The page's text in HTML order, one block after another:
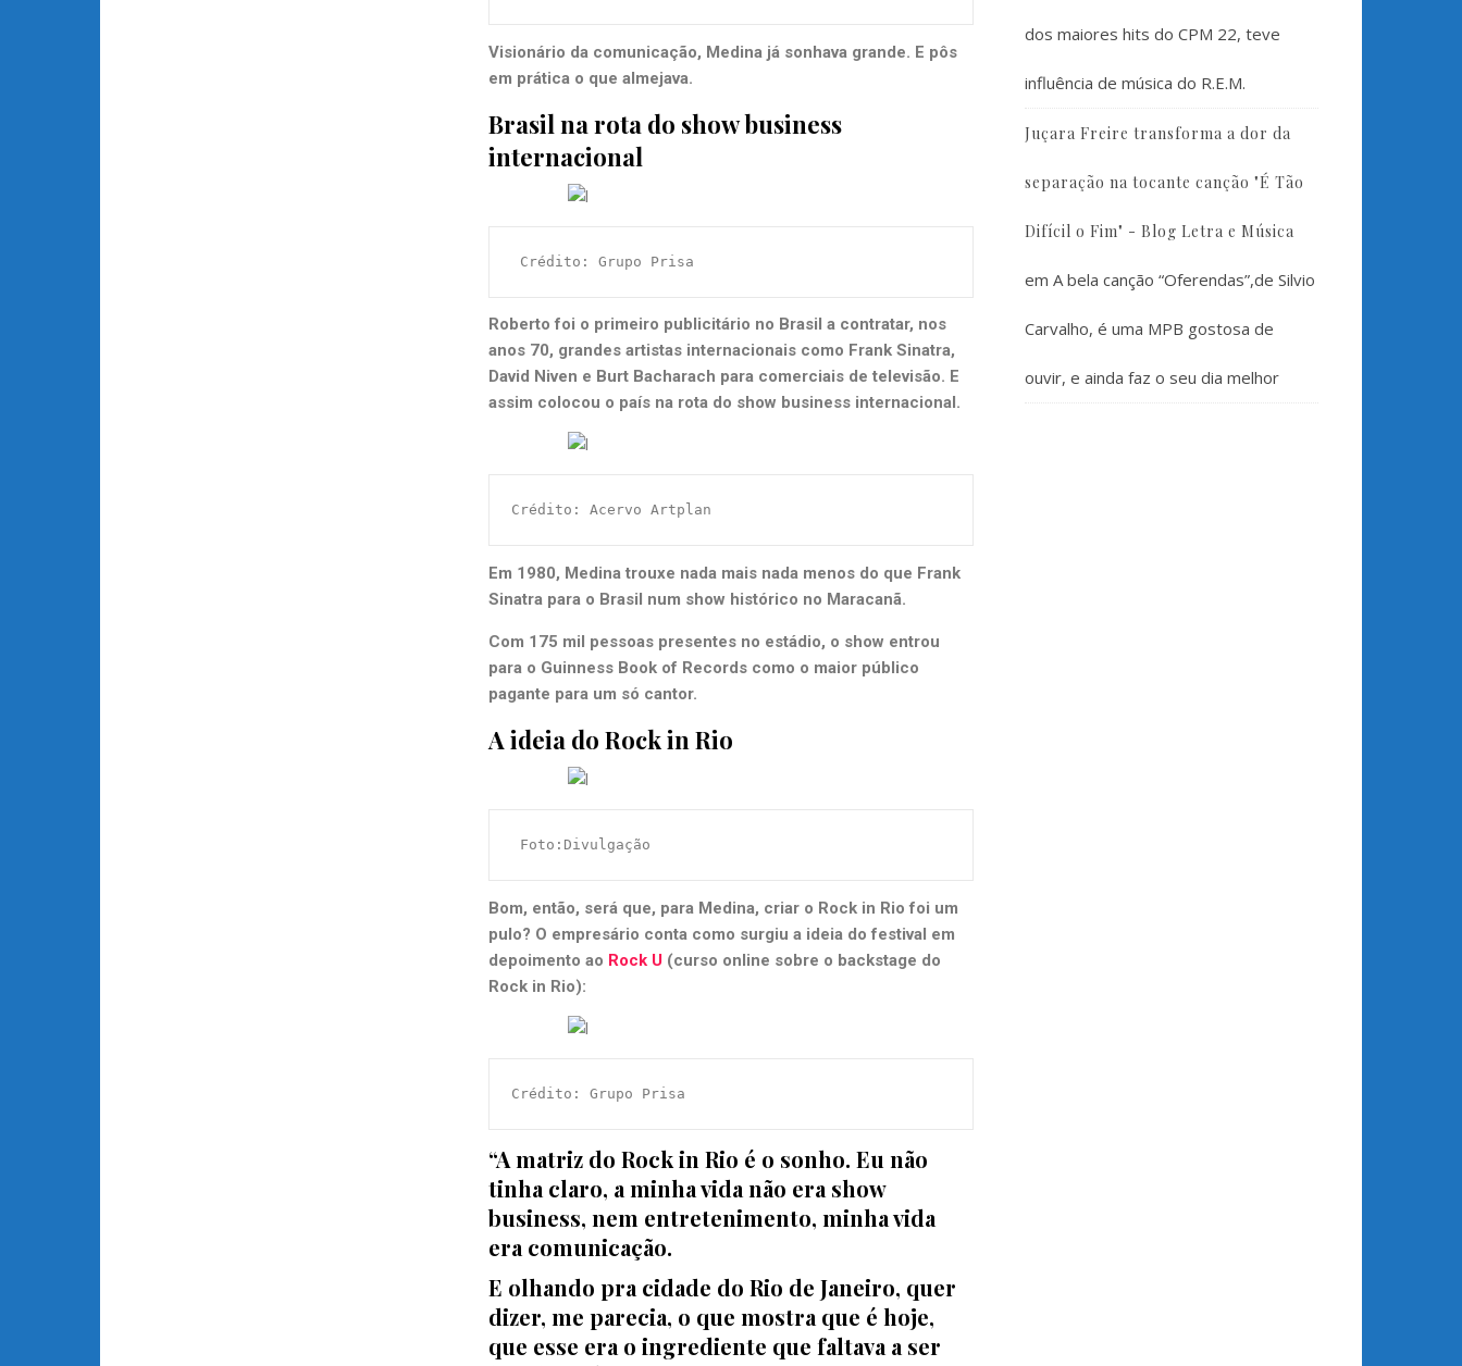
Visionário da comunicação, Medina já sonhava grande. E pôs
em prática o que almejava.
Brasil na rota do show business
internacional
Crédito: Grupo Prisa
Roberto foi o primeiro publicitário no Brasil a contratar, nos
anos 70, grandes artistas internacionais como Frank Sinatra,
David Niven e Burt Bacharach para comerciais de televisão. E
assim colocou o país na rota do show business internacional.
Crédito: Acervo Artplan
Em 1980, Medina trouxe nada mais nada menos do que Frank
Sinatra para o Brasil num show histórico no Maracanã.
Com 175 mil pessoas presentes no estádio, o show entrou
para o Guinness Book of Records como o maior público
pagante para um só cantor.
A ideia do Rock in Rio
Foto:Divulgação
Bom, então, será que, para Medina, criar o Rock in Rio foi um
pulo? O empresário conta como surgiu a ideia do festival em
depoimento ao Rock U (curso online sobre o backstage do
Rock in Rio):
Crédito: Grupo Prisa
“A matriz do Rock in Rio é o sonho. Eu não
tinha claro, a minha vida não era show
business, nem entretenimento, minha vida
era comunicação.
E olhando pra cidade do Rio de Janeiro, quer
dizer, me parecia, o que mostra que é hoje,
que esse era o ingrediente que faltava a ser
dos maiores hits do CPM 22, teve
influência de música do R.E.M.
Juçara Freire transforma a dor da
separação na tocante canção "É Tão
Difícil o Fim" - Blog Letra e Música
em A bela canção “Oferendas”,de Silvio
Carvalho, é uma MPB gostosa de
ouvir, e ainda faz o seu dia melhor